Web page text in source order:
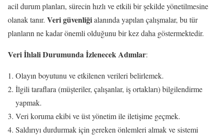
acil durum planları, sürecin hızlı ve etkili bir şekilde yönetilmesine
olanak tanır. Veri güvenliğialanında yapılan çalışmalar, bu tür
planların ne kadar önemli olduğunu bir kez daha göstermektedir.
Veri İhlali Durumunda İzlenecek Adımlar:
Olayın boyutunu ve etkilenen verileri belirlemek.
İlgili taraflara (müşteriler, çalışanlar, iş ortakları) bilgilendirme
yapmak.
Veri koruma ekibi ve üst yönetim ile iletişime geçmek.
Saldırıyı durdurmak için gereken önlemleri almak ve sistemi